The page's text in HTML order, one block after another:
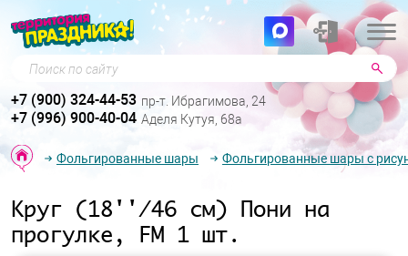
Поиск по сайту
+7 (900) 324-44-53 пр-т. Ибрагимова, 24
+7 (996) 900-40-04 Аделя Кутуя, 68а
Фольгированные шары Фольгированные шары с
Круг (18''/46 см) Пони на
прогулке, FM 1 шт.